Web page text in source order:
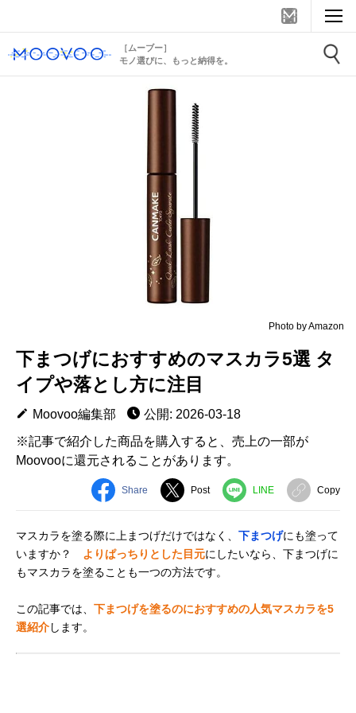
［ムーブー］
モノ選びに、もっと納得を。
Photo by Amazon
下まつげにおすすめのマスカラ5選 タ
イプや落とし方に注目
Moovoo編集部
公開: 2026-03-18
※記事で紹介した商品を購入すると、売上の一部が
Moovooに還元されることがあります。
Share Post LINE Copy
マスカラを塗る際に上まつげだけではなく、 下まつげにも塗って
いますか？
よりぱっちりとした目元にしたいなら、下まつげに
もマスカラを塗ることも一つの方法です。
この記事では、 下まつげを塗るのにおすすめの人気マスカラを5
選紹介します。